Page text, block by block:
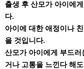
출생 후 산모가 아이에
다.
아이에 대한 애정이나
을 것입니다.
산모가 아이에게 부드
거나 고통을 느낀다 해